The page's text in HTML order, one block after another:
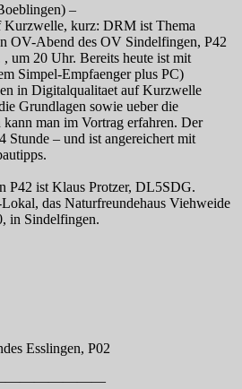
–
kurz: DRM ist Thema
OV-Abend des OV Sindelfingen, P42
um 20 Uhr. Bereits heute ist mit
Simpel-Empfaenger plus PC)
in Digitalqualitaet auf Kurzwelle
Grundlagen sowie ueber die
man im Vortrag erfahren. Der
Stunde – und ist angereichert mit
P42 ist Klaus Protzer, DL5SDG.
das Naturfreundehaus Viehweide
in Sindelfingen.
Esslingen, P02